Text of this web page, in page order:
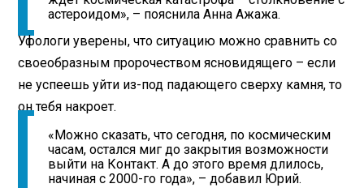
астероидом», – пояснила Анна Ажажа.
Уфологи уверены, что ситуацию можно сравнить со
своеобразным пророчеством ясновидящего – если
не успеешь уйти из-под падающего сверху камня, то
он тебя накроет.
«Можно сказать, что сегодня, по космическим
часам, остался миг до закрытия возможности
выйти на Контакт. А до этого время длилось,
начиная с 2000-го года», – добавил Юрий.